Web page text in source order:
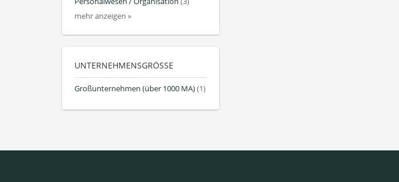
mehr anzeigen »
UNTERNEHMENSGRÖSSE
Großunternehmen (über 1000 MA)(1)